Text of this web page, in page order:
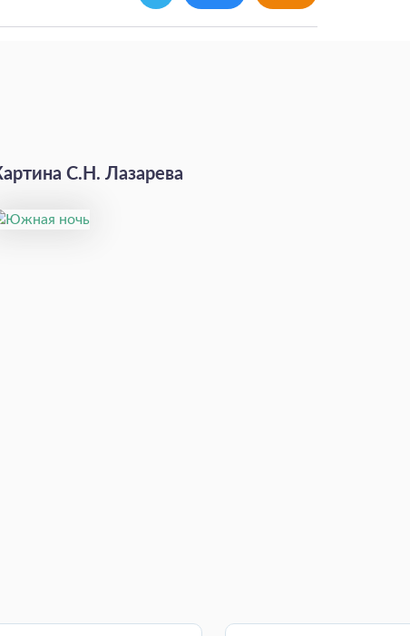
С.Н. Лазарева